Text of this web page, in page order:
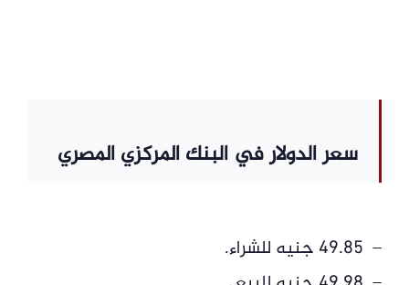
سعر الدولار في البنك المركزي المصري
– 49.85 جنيه للشراء.